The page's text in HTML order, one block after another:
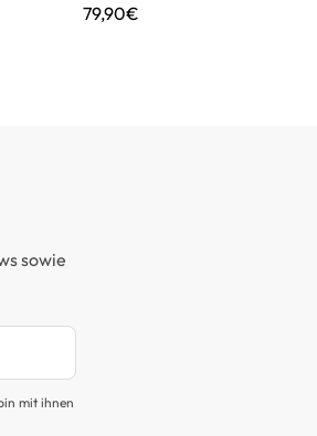
79,90€
sowie
mit ihnen